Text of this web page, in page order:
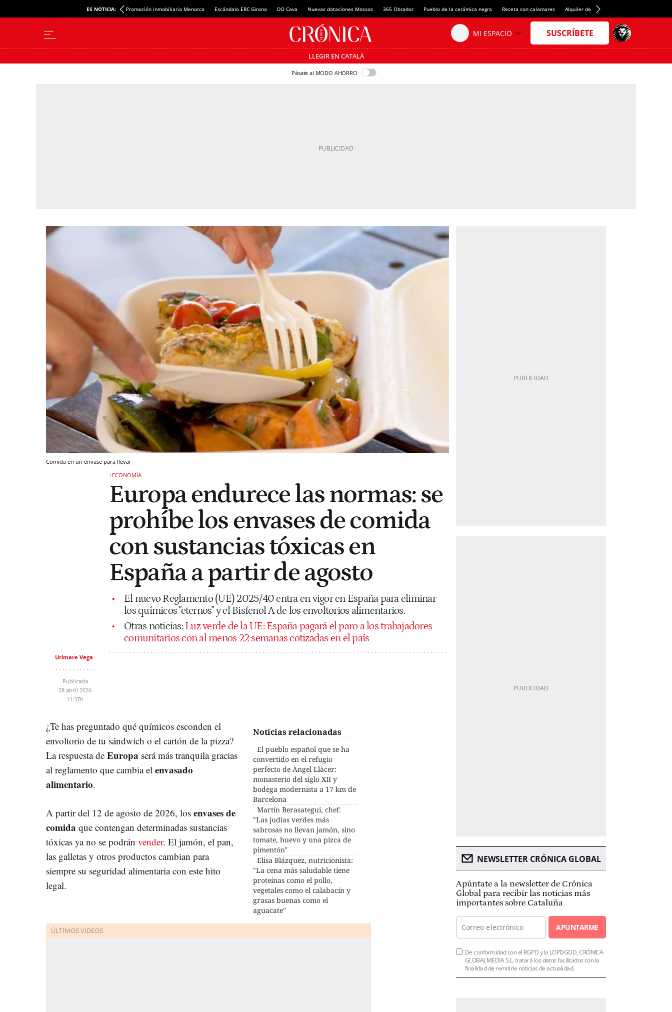
ES NOTICIA: Promoción inmobiliaria Menorca Escándalo ERC Girona DO Cava Nuevas dotaciones Mossos 365 Obrador Pueblo de la cerámica negra Receta con calamares Alquiler de habitaciones en España
LLEGIR EN CATALÀ
Pásate al MODO AHORRO
Comida en un envase para llevar
+ECONOMÍA
Europa endurece las normas: se
prohíbe los envases de comida
con sustancias tóxicas en
España a partir de agosto
El nuevo Reglamento (UE) 2025/40 entra en vigor en España para eliminar
los químicos "eternos" y el Bisfenol A de los envoltorios alimentarios.
Otras noticias: Luz verde de la UE: España pagará el paro a los trabajadores
comunitarios con al menos 22 semanas cotizadas en el país
Urimare Vega
Publicada
28 abril 2026
11:37h
Noticias relacionadas
El pueblo español que se ha
convertido en el refugio
perfecto de Àngel Llàcer:
monasterio del siglo XII y
bodega modernista a 17 km de
Barcelona
Martín Berasategui, chef:
"Las judías verdes más
sabrosas no llevan jamón, sino
tomate, huevo y una pizca de
pimentón"
Elisa Blázquez, nutricionista:
"La cena más saludable tiene
proteínas como el pollo,
vegetales como el calabacín y
grasas buenas como el
aguacate"
¿Te has preguntado qué químicos esconden el
envoltorio de tu sándwich o el cartón de la pizza?
La respuesta de Europa será más tranquila gracias
al reglamento que cambia el envasado
alimentario.
A partir del 12 de agosto de 2026, los envases de
comida que contengan determinadas sustancias
tóxicas ya no se podrán vender. El jamón, el pan,
las galletas y otros productos cambian para
siempre su seguridad alimentaria con este hito
legal.
NEWSLETTER CRÓNICA GLOBAL
Apúntate a la newsletter de Crónica
Global para recibir las noticias más
importantes sobre Cataluña
APUNTARME
De conformidad con el RGPD y la LOPDGDD, CRÓNICA
GLOBALMEDIA S.L. tratará los datos facilitados con la
finalidad de remitirle noticias de actualidad.